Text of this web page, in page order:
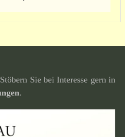
Sie bei Interesse gern in
.